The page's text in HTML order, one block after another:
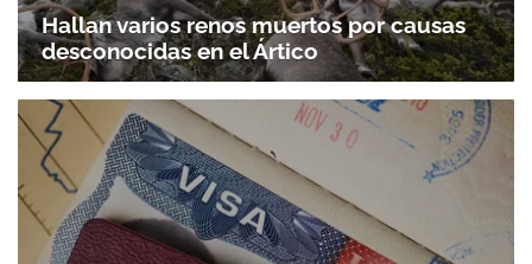
Hallan varios renos muertos por causas
desconocidas en el Ártico